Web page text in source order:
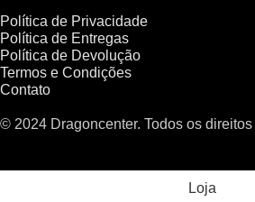
Política de Privacidade
Política de Entregas
Política de Devolução
Termos e Condições
Contato
© 2024 Dragoncenter. Todos os
Loja